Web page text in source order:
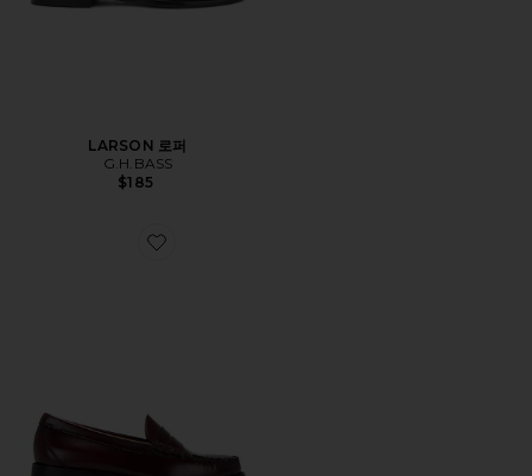
LARSON 로퍼
G.H.BASS
$185
Favorite LARSON 로퍼